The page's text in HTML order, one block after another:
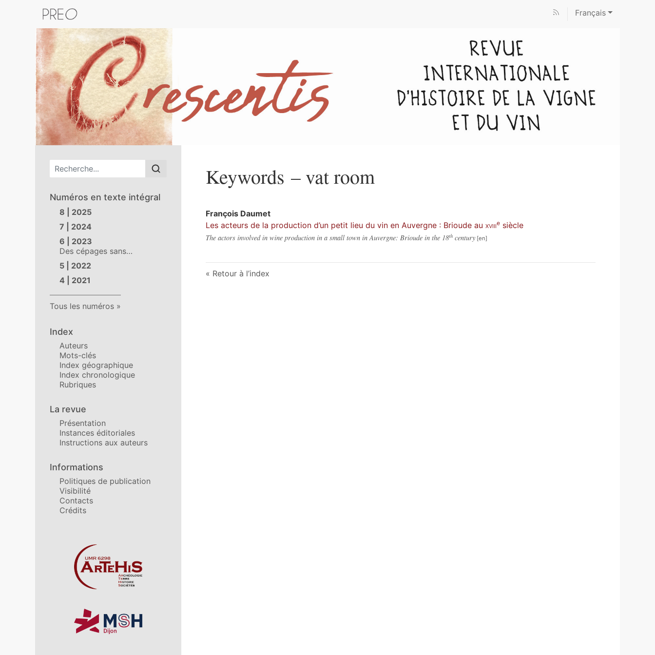
Français
Menu principal
Numéros en texte intégral
8 | 2025
7 | 2024
6 | 2023
Des cépages sans…
5 | 2022
4 | 2021
Tous les numéros
Index
Auteurs
Mots-clés
Index géographique
Index chronologique
Rubriques
La revue
Présentation
Instances éditoriales
Instructions aux auteurs
Informations
Politiques de publication
Visibilité
Contacts
Crédits
Affiliations/partenaires
Keywords – vat room
François Daumet
Les acteurs de la production d’un petit lieu du vin en Auvergne : Brioude au xviiie siècle
The actors involved in wine production in a small town in Auvergne: Brioude in the 18th century
Retour à l’index